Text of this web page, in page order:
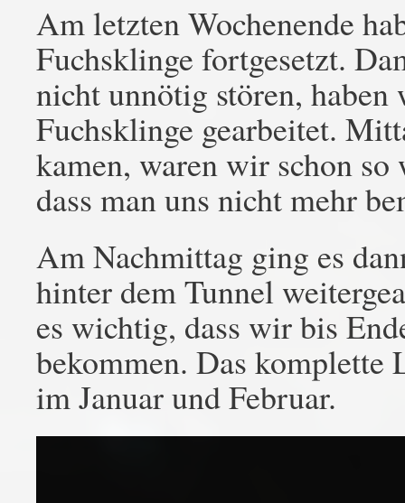
Am letzten Wochenende
Fuchsklinge fortgesetzt.
nicht unnötig stören,
Fuchsklinge gearbeitet.
kamen, waren wir schon
dass man uns nicht mehr
Am Nachmittag ging es
hinter dem Tunnel
es wichtig, dass wir bis
bekommen. Das
im Januar und Februar.